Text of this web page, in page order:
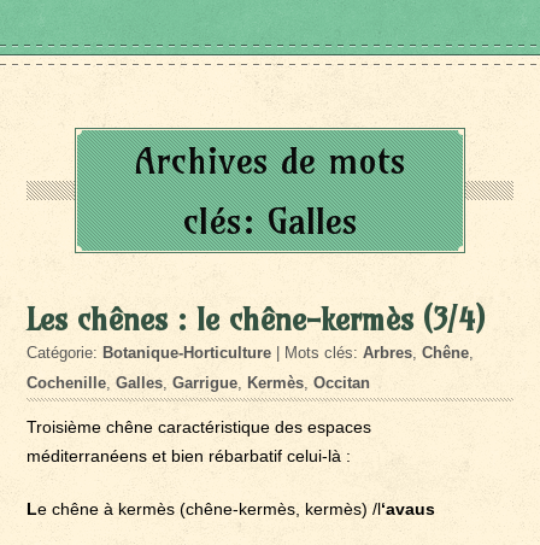
Archives de mots
clés:Galles
Les chênes : le chêne-kermès (3/4)
Catégorie: Botanique-Horticulture | Mots clés:Arbres,Chêne,
Cochenille,Galles,Garrigue, Kermès,Occitan
Troisième chêne caractéristique des espaces
méditerranéens et bien rébarbatif celui-là :
Le chêne à kermès (chêne-kermès, kermès) /l‘avaus